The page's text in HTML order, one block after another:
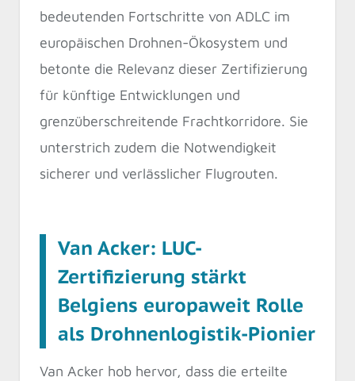
bedeutenden Fortschritte von ADLC im
europäischen Drohnen-Ökosystem und
betonte die Relevanz dieser Zertifizierung
für künftige Entwicklungen und
grenzüberschreitende Frachtkorridore. Sie
unterstrich zudem die Notwendigkeit
sicherer und verlässlicher Flugrouten.
Van Acker: LUC-
Zertifizierung stärkt
Belgiens europaweit Rolle
als Drohnenlogistik-Pionier
Van Acker hob hervor, dass die erteilte